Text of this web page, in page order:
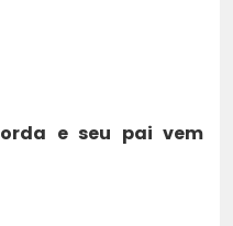
e seu pai vem